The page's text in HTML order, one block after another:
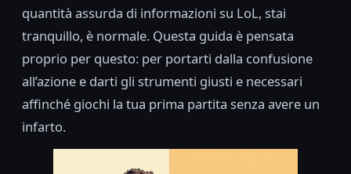
quantità assurda di informazioni su LoL, stai
tranquillo, è normale. Questa guida è pensata
proprio per questo: per portarti dalla confusione
all’azione e darti gli strumenti giusti e necessari
affinché giochi la tua prima partita senza avere un
infarto.